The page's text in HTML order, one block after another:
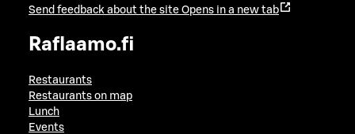
Send feedback about the site Opens in a new tab
Raflaamo.fi
Restaurants
Restaurants on map
Lunch
Events